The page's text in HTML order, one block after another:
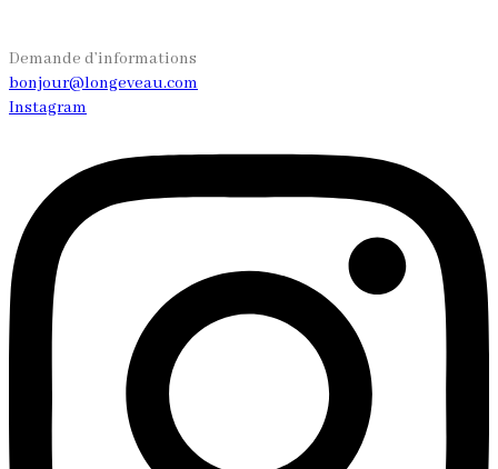
Demande d’informations
bonjour@longeveau.com
Instagram